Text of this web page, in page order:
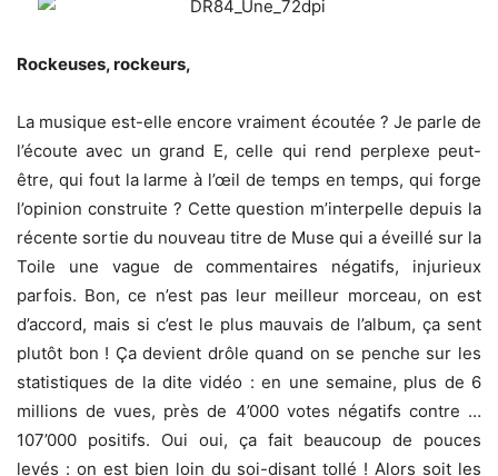
Rockeuses, rockeurs,
La musique est-elle encore vraiment écoutée ? Je parle de
l’écoute avec un grand E, celle qui rend perplexe peut-
être, qui fout la larme à l’œil de temps en temps, qui forge
l’opinion construite ? Cette question m’interpelle depuis la
récente sortie du nouveau titre de Muse qui a éveillé sur la
Toile une vague de commentaires négatifs, injurieux
parfois. Bon, ce n’est pas leur meilleur morceau, on est
d’accord, mais si c’est le plus mauvais de l’album, ça sent
plutôt bon ! Ça devient drôle quand on se penche sur les
statistiques de la dite vidéo : en une semaine, plus de 6
millions de vues, près de 4’000 votes négatifs contre …
107’000 positifs. Oui oui, ça fait beaucoup de pouces
levés : on est bien loin du soi-disant tollé ! Alors soit les